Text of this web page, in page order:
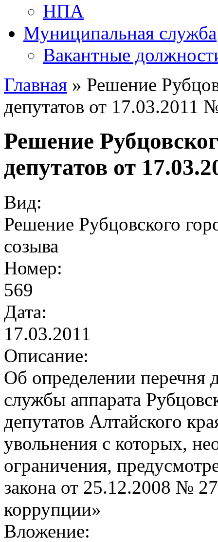
НПА
Муниципальная служба
Вакантные
Главная » Решение
депутатов от 17.03.2011
Решение
депутатов от
Вид:
Решение Рубцовского
созыва
Номер:
569
Дата:
17.03.2011
Описание:
Об определении перечня
службы аппарата
депутатов Алтайского
увольнения с которых,
ограничения,
закона от 25.12.2008 №
коррупции»
Вложение: